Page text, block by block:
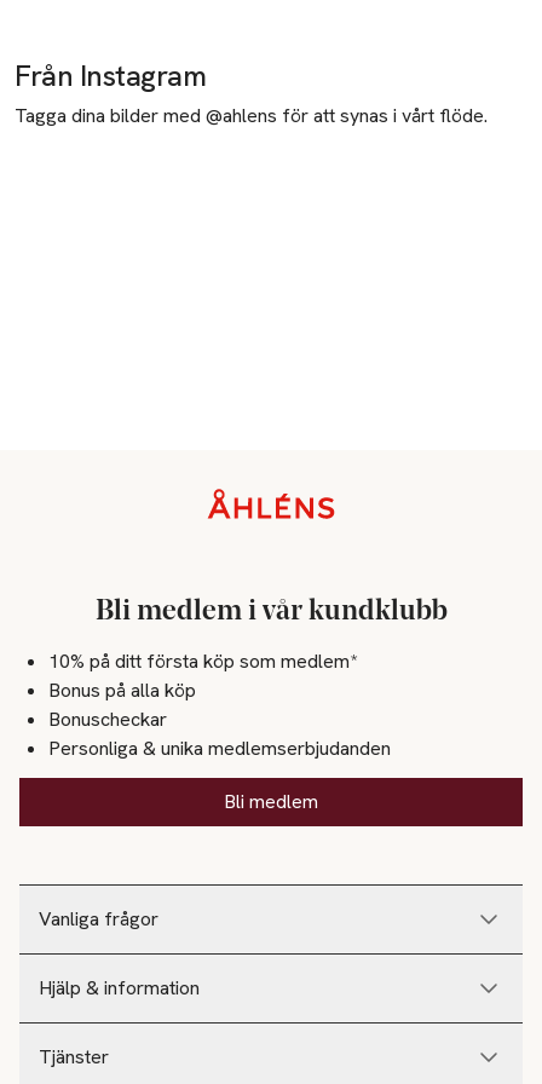
Från Instagram
Tagga dina bilder med @ahlens för att synas i vårt flöde.
Vanliga frågor
Hjälp & information
Tjänster
Bli medlem i vår kundklubb
10% på ditt första köp som medlem*
Bonus på alla köp
Bonuscheckar
Personliga & unika medlemserbjudanden
Bli medlem